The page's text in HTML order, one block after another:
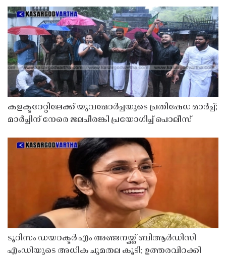
കളക്ടറേറ്റിലേക്ക് യുവമോർച്ചയുടെ പ്രതിഷേധ മാർച്ച്;
മാർച്ചിന് നേരെ ജലപീരങ്കി പ്രയോഗിച്ച് പൊലീസ്
ടൂറിസം ഡയറക്ടർ എം അഞ്ജനയ്ക്ക് ബിആർഡിസി
എംഡിയുടെ അധിക ചുമതല കൂടി; ഉത്തരവിറക്കി